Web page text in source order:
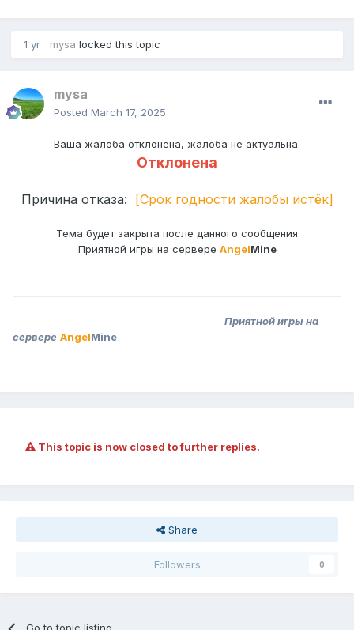
1 yr mysa locked this topic
mysa
Posted March 17, 2025
Ваша жалоба отклонена, жалоба не актуальна.
Отклонена
Причина отказа: [Срок годности жалобы истëк]
Тема будет закрыта после данного сообщения
Приятной игры на сервере AngelMine
Приятной игры на
сервере AngelMine
This topic is now closed to further replies.
Share
Followers 0